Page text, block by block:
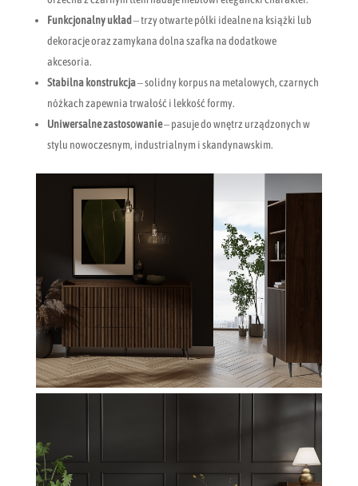
Funkcjonalny układ– trzy otwarte półki idealne na książki lub
dekoracje oraz zamykana dolna szafka na dodatkowe
akcesoria.
Stabilna konstrukcja– solidny korpus na metalowych, czarnych
nóżkach zapewnia trwałość i lekkość formy.
Uniwersalne zastosowanie– pasuje do wnętrz urządzonych w
stylu nowoczesnym, industrialnym i skandynawskim.